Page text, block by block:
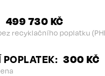
499 730 KČ
recyklačního poplatku
300 KČ